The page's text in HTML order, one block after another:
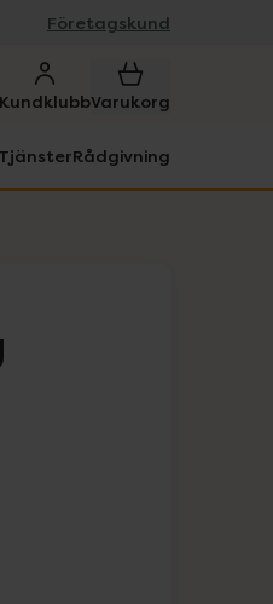
Företagskund
KundklubbVarukorg
TjänsterRådgivning